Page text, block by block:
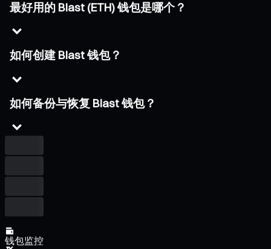
最好用的 Blast (ETH) 钱包是哪个？
如何创建 Blast 钱包？
如何备份与恢复 Blast 钱包？
钱包监控